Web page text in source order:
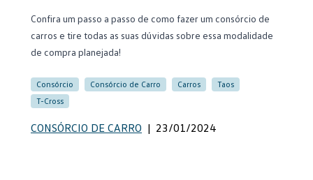
Confira um passo a passo de como fazer um consórcio de
carros e tire todas as suas dúvidas sobre essa modalidade
de compra planejada!
Consórcio Consórcio de Carro Carros
Taos
T-Cross
CONSÓRCIO DE CARRO | 23/01/2024